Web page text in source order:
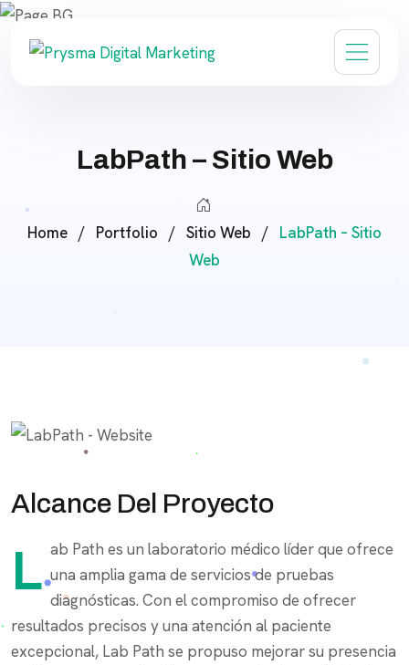
LabPath – Sitio Web
Home / Portfolio / Sitio Web / LabPath – Sitio
Web
Alcance Del Proyecto
Lab Path es un laboratorio médico líder que ofrece una amplia gama de servicios de pruebas
diagnósticas. Con el compromiso de ofrecer
resultados precisos y una atención al paciente
excepcional, Lab Path se propuso mejorar su presencia